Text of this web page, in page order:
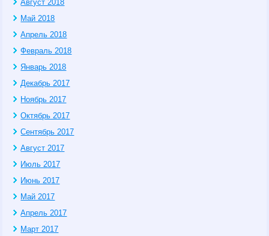
Август 2018
Май 2018
Апрель 2018
Февраль 2018
Январь 2018
Декабрь 2017
Ноябрь 2017
Октябрь 2017
Сентябрь 2017
Август 2017
Июль 2017
Июнь 2017
Май 2017
Апрель 2017
Март 2017